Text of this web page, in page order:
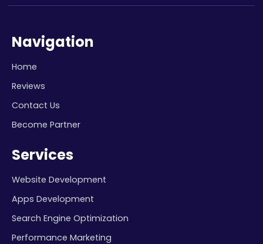
Navigation
Home
Reviews
Contact Us
Become Partner
Services
Website Development
Apps Development
Search Engine Optimization
Performance Marketing